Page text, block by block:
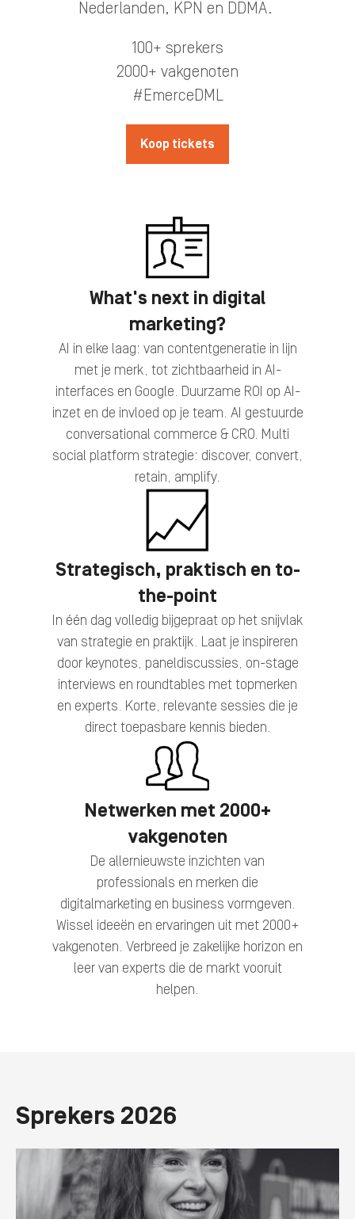
Nederlanden, KPN en DDMA.
100+ sprekers
2000+ vakgenoten
#EmerceDML
Koop tickets
What's next in digital
marketing?
AI in elke laag: van contentgeneratie in lijn
met je merk, tot zichtbaarheid in AI-
interfaces en Google. Duurzame ROI op AI-
inzet en de invloed op je team. AI gestuurde
conversational commerce & CRO. Multi
social platform strategie: discover, convert,
retain, amplify.
Strategisch, praktisch en to-
the-point
In één dag volledig bijgepraat op het snijvlak
van strategie en praktijk. Laat je inspireren
door keynotes, paneldiscussies, on-stage
interviews en roundtables met topmerken
en experts. Korte, relevante sessies die je
direct toepasbare kennis bieden.
Netwerken met 2000+
vakgenoten
De allernieuwste inzichten van
professionals en merken die
digitalmarketing en business vormgeven.
Wissel ideeën en ervaringen uit met 2000+
vakgenoten. Verbreed je zakelijke horizon en
leer van experts die de markt vooruit
helpen.
Sprekers 2026
Sessie